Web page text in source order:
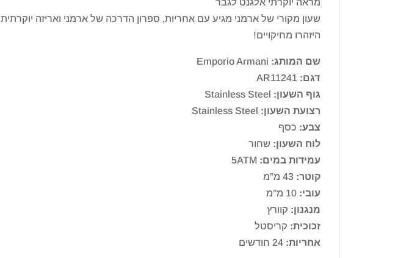
מראה יוקרתי אלגנט לגבר
שעון מקורי של ארמני מגיע עם אחריות, ספרון הדרכה של ארמני ואריזה יוקרתית
היזהרו מחיקויים!
שם המותג:
דגם:
גוף השעון: Stainless Steel
רצועת השעון: Stainless Steel
צבע: כסף
לוח השעון: שחור
עמידות במים:
קוטר:
עובי: 10 מ”מ
מנגנון: קוורץ
זכוכית: קריסטל
אחריות: